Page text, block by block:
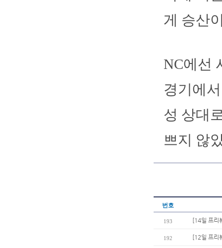
게 승산
NC에선
경기에
성 상대
쁘지 않
번호
193 [14일 프리
192 [12일 프리